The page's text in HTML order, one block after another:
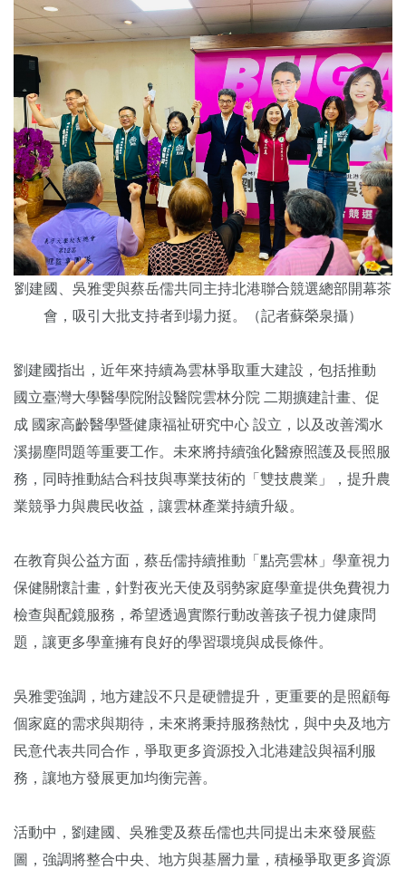
劉建國、吳雅雯與蔡岳儒共同主持北港聯合競選總部開幕茶
會，吸引大批支持者到場力挺。（記者蘇榮泉攝）
劉建國指出，近年來持續為雲林爭取重大建設，包括推動
國立臺灣大學醫學院附設醫院雲林分院 二期擴建計畫、促
成 國家高齡醫學暨健康福祉研究中心 設立，以及改善濁水
溪揚塵問題等重要工作。未來將持續強化醫療照護及長照服
務，同時推動結合科技與專業技術的「雙技農業」，提升農
業競爭力與農民收益，讓雲林產業持續升級。
在教育與公益方面，蔡岳儒持續推動「點亮雲林」學童視力
保健關懷計畫，針對夜光天使及弱勢家庭學童提供免費視力
檢查與配鏡服務，希望透過實際行動改善孩子視力健康問
題，讓更多學童擁有良好的學習環境與成長條件。
吳雅雯強調，地方建設不只是硬體提升，更重要的是照顧每
個家庭的需求與期待，未來將秉持服務熱忱，與中央及地方
民意代表共同合作，爭取更多資源投入北港建設與福利服
務，讓地方發展更加均衡完善。
活動中，劉建國、吳雅雯及蔡岳儒也共同提出未來發展藍
圖，強調將整合中央、地方與基層力量，積極爭取更多資源